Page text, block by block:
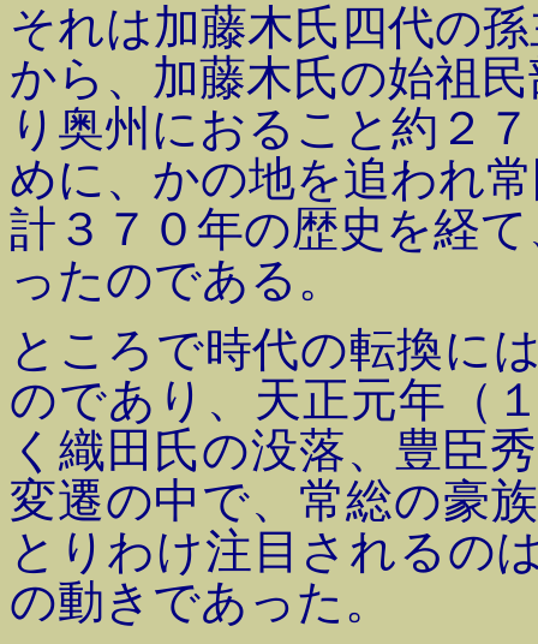
それは加藤木氏四代の
から、加藤木氏の始祖
り奥州におること約２
めに、かの地を追われ
計３７０年の歴史を経
ったのである。
ところで時代の転換に
のであり、天正元年（
く織田氏の没落、豊臣
変遷の中で、常総の豪
とりわけ注目されるの
の動きであった。